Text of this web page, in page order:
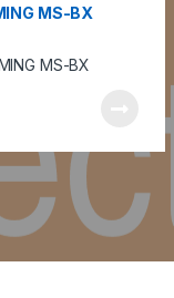
MS-BX